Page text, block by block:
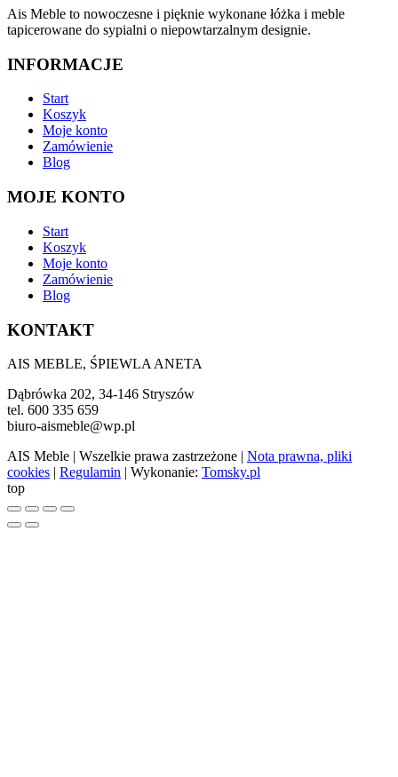
Ais Meble to nowoczesne i pięknie wykonane łóżka i meble
tapicerowane do sypialni o niepowtarzalnym designie.
INFORMACJE
Start
Koszyk
Moje konto
Zamówienie
Blog
MOJE KONTO
Start
Koszyk
Moje konto
Zamówienie
Blog
KONTAKT
AIS MEBLE, ŚPIEWLA ANETA
Dąbrówka 202, 34-146 Stryszów
tel. 600 335 659
biuro-aismeble@wp.pl
AIS Meble | Wszelkie prawa zastrzeżone | Nota prawna, pliki
cookies | Regulamin | Wykonanie: Tomsky.pl
top